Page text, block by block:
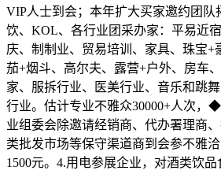
VIP人士到会；本年扩大买家邀约团队
饮、KOL、各行业团采办家：平易近
庆、制制业、贸易培训、家具、珠宝+
茄+烟斗、高尔夫、露营+户外、房车
家、服拆行业、医美行业、音乐和跳
行业。估计专业不雅众30000+人次，
业组委会除邀请经销商、代办署理商
类批发市场等保守渠道商到会参不雅
1500元。4.用电参展企业，对酒类饮